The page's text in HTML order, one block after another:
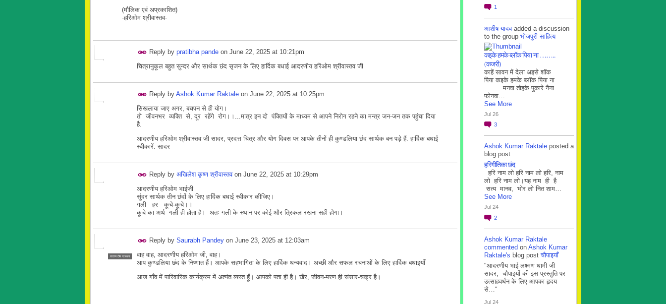
(मौलिक एवं अप्रकाशित)
-हरिओम श्रीवास्तव-
Reply by pratibha pande on June 22, 2025 at 10:21pm
चित्रानुकूल बहुत सुन्दर और सार्थक छंद सृजन के लिए हार्दिक बधाई आदरणीय हरिओम श्रीवास्तव जी
Reply by Ashok Kumar Raktale on June 22, 2025 at 10:25pm
सिखलाया जाए अगर, बचपन से ही योग।
तो जीवनभर व्यक्ति से, दूर रहेंगे रोग।।...मात्र इन दो पंक्तियों के माध्यम से आपने निरोग रहने का मन्त्र जन-जन तक पहुंचा दिया
है.
आदरणीय हरिओम श्रीवास्तव जी सादर, प्रदत्त चित्र और योग दिवस पर आपके तीनों ही कुण्डलिया छंद सार्थक बन पड़े हैं. हार्दिक बधाई
स्वीकारें. सादर
Reply by अखिलेश कृष्ण श्रीवास्तवon June 22, 2025 at 10:29pm
आदरणीय हरिओम भाईजी
सुंदर सार्थक तीन छंदों के लिए हार्दिक बधाई स्वीकार कीजिए।
गली हर कूचे-कूचे।।
कूचे का अर्थ गली ही होता है। अतः गली के स्थान पर कोई और त्रिकल रखना सही होगा।
सदस्य टीम प्रबंधन
Reply by Saurabh Pandey on June 23, 2025 at 12:03am
वाह वाह, आदरणीय हरिओम जी, वाह।
आप कुण्डलिया छंद के निष्णात हैं। आपके सहभागिता के लिए हार्दिक धन्यवाद। अच्छी और सफल रचनाओं के लिए हार्दिक बधाइयाँ
आज गाँव में पारिवारिक कार्यक्रम में अत्यंत व्यस्त हूँ। आपको पता ही है। खैर, जीवन-मरण ही संसार-चक्र है।
1
आशीष यादवadded a discussion
to the group भोजपुरी साहित्य
कइके हमके ब्लाॅक पिया ना ……..
(कजरी)
काहें सावन में देला अइसे शॉक
पिया कइके हमके ब्लाॅक पिया ना
…….. मनवा तोहके पुकारे नैना
फोनवा…
See More
Jul 26
3
Ashok Kumar Raktale posted a
blog post
हरिगीतिका छंद
हरि नाम लो हरि नाम लो हरि, नाम
लो हरि नाम लो।यह नाम ही है
सत्य मानव, भोर लो नित शाम…
See More
Jul 24
2
Ashok Kumar Raktale
commented on Ashok Kumar
Raktale's blog postचौपाइयाँ
"आदरणीय भाई लक्ष्मण धामी जी
सादर, चौपाइयों की इस प्रस्तुति पर
उत्साहवर्धन के लिए आपका हृदय
से…"
Jul 24